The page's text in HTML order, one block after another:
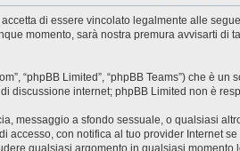
accetta di essere vincolato legalmente alle
momento, sarà nostra premura avvisarti
“phpBB Limited”, “phpBB Teams”) che è
di discussione internet; phpBB Limited non è
messaggio a sfondo sessuale, o qualsiasi
con notifica al tuo provider Internet
qualsiasi argomento in qualsiasi